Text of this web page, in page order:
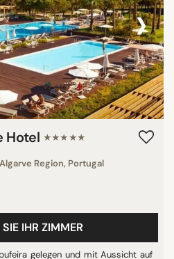
›
Hotel ★★★★★
Region, Portugal
IHR ZIMMER
gelegen und mit Aussicht auf